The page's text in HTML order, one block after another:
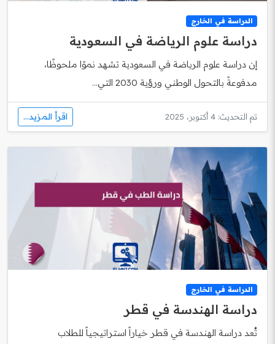
الدراسة في الخارج
دراسة علوم الرياضة في السعودية
إن دراسة علوم الرياضة في السعودية تشهد نموًا ملحوظًا،
مدفوعةً بالتحول الوطني ورؤية 2030 التي...
تم التحديث: 4 أكتوبر، 2025 اقرأ المزيد...
الدراسة في الخارج
دراسة الهندسة في قطر
تُعد دراسة الهندسة في قطر خياراً استراتيجياً للطلاب